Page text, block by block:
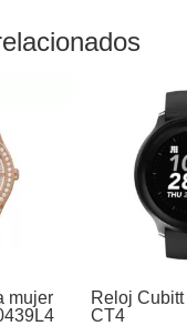
mujer
Reloj
CT4